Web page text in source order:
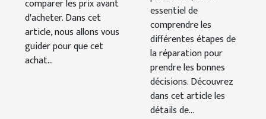
comparer les prix avant
d'acheter. Dans cet
article, nous allons vous
guider pour que cet
achat...
essentiel de
comprendre les
différentes étapes de
la réparation pour
prendre les bonnes
décisions. Découvrez
dans cet article les
détails de...